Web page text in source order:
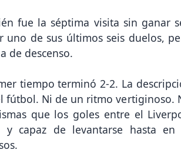
fue la séptima visita sin ganar
uno de sus últimos seis duelos,
de descenso.
tiempo terminó 2-2. La
fútbol. Ni de un ritmo vertiginoso.
que los goles entre el
y capaz de levantarse hasta